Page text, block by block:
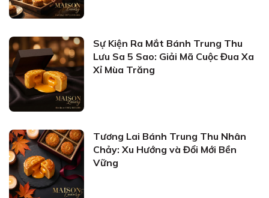
Sự Kiện Ra Mắt Bánh Trung Thu
Lưu Sa 5 Sao: Giải Mã Cuộc Đua Xa
Xỉ Mùa Trăng
Tương Lai Bánh Trung Thu Nhân
Chảy: Xu Hướng và Đổi Mới Bền
Vững